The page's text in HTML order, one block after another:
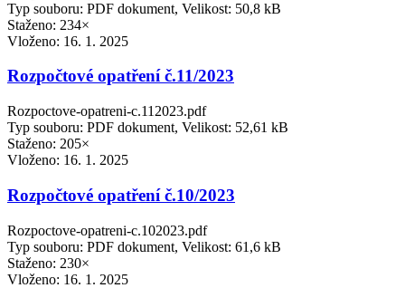
Typ souboru: PDF dokument, Velikost: 50,8 kB
Staženo: 234×
Vloženo: 16. 1. 2025
Rozpočtové opatření č.11/2023
Rozpoctove-opatreni-c.112023.pdf
Typ souboru: PDF dokument, Velikost: 52,61 kB
Staženo: 205×
Vloženo: 16. 1. 2025
Rozpočtové opatření č.10/2023
Rozpoctove-opatreni-c.102023.pdf
Typ souboru: PDF dokument, Velikost: 61,6 kB
Staženo: 230×
Vloženo: 16. 1. 2025